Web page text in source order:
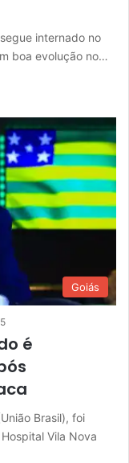
internado no
boa evolução no…
Goiás
é
Brasil), foi
Vila Nova